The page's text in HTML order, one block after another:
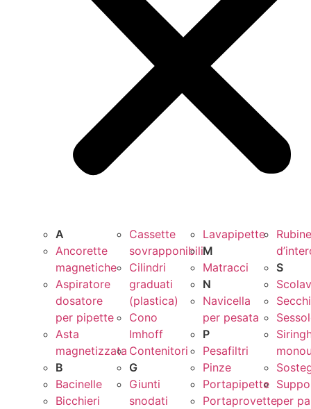
A
Ancorette
magnetiche
Aspiratore
dosatore
per pipette
Asta
magnetizzata
B
Bacinelle
Bicchieri
Cassette
sovrapponibili
Cilindri
graduati
(plastica)
Cono
Imhoff
Contenitori
G
Giunti
snodati
Lavapipette
M
Matracci
N
Navicella
per pesata
P
Pesafiltri
Pinze
Portapipette
Portaprovette
S
Secchi
per